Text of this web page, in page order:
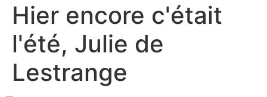
Hier encore c'était
l'été, Julie de
Lestrange